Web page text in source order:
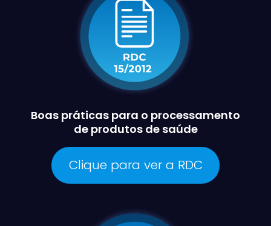
Boas práticas para o processamento
de produtos de saúde
Clique para ver a RDC